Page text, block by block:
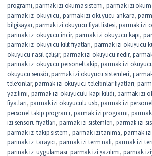
programı, parmak izi okuma sistemi, parmak izi
parmak izi okuyucu, parmak izi okuyucu ankara,
bilgisayar, parmak izi okuyucu fiyat listesi, parmak izi
parmak izi okuyucu indir, parmak izi okuyucu kapı,
parmak izi okuyucu kilit fiyatları, parmak izi okuyucu
okuyucu nasıl çalışır, parmak izi okuyucu nedir,
parmak izi okuyucu personel takip, parmak izi
okuyucu sensör, parmak izi okuyucu sistemleri,
telefonlar, parmak izi okuyucu telefonlar fiyatları,
yazılımı, parmak izi okuyuculu kapı kilidi, parmak izi
fiyatları, parmak izi okuyuculu usb, parmak izi
personel takip programı, parmak izi programı,
izi sensörü fiyatları, parmak izi sistemleri, parmak izi
parmak izi takip sistemi, parmak izi tanıma, parmak izi
parmak izi tarayıcı, parmak izi terminali, parmak izi
parmak izi uygulaması, parmak izi yazılımı, parmak